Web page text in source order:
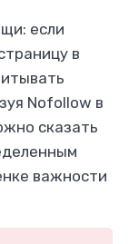
если
в
Nofollow в
сказать
важности